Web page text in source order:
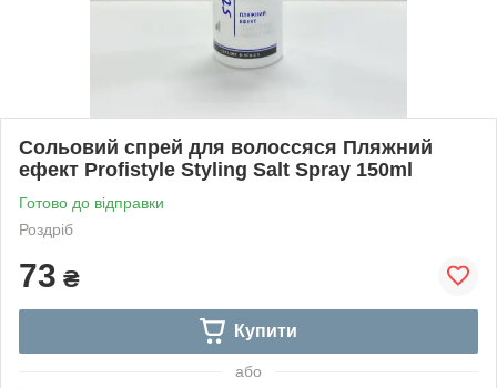
Сольовий спрей для волоссяся Пляжний
ефект Profistyle Styling Salt Spray 150ml
Готово до відправки
Роздріб
73 ₴
Купити
або